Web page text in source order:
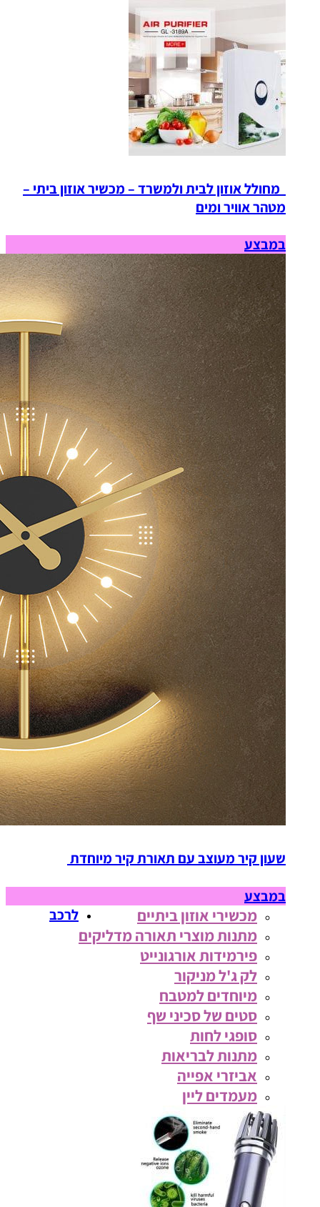
מחולל אוזון לבית ולמשרד – מכשיר אוזון ביתי –
מטהר אוויר ומים
במבצע
שעון קיר מעוצב עם תאורת קיר מיוחדת
במבצע
מכשירי אוזון ביתיים
מתנות מוצרי תאורה מדליקים
פירמידות אורגונייט
לק ג'ל מניקור
מיוחדים למטבח
סטים של סכיני שף
סופגי לחות
מתנות לבריאות
אביזרי אפייה
מעמדים ליין
לרכב